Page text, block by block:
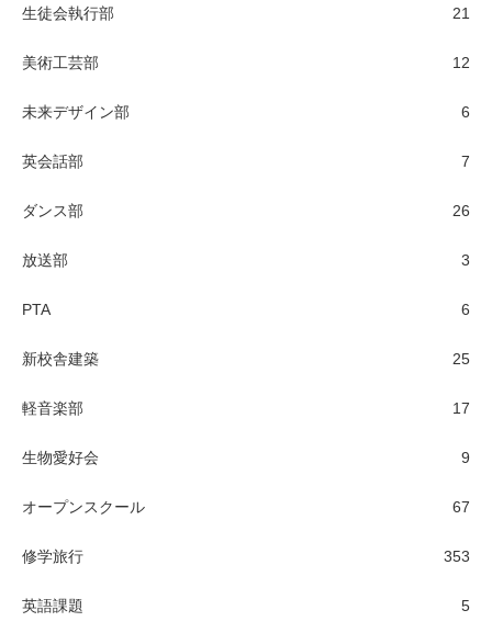
生徒会執行部 21
美術工芸部 12
未来デザイン部 6
英会話部 7
ダンス部 26
放送部 3
PTA 6
新校舎建築 25
軽音楽部 17
生物愛好会 9
オープンスクール 67
修学旅行 353
英語課題 5